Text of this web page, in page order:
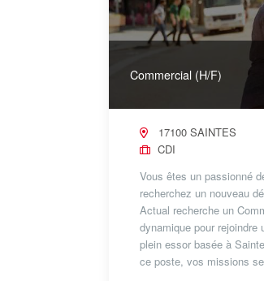
Commercial (H/F)
17100 SAINTES
CDI
Vous êtes un passionné
recherchez un nouveau
Actual recherche un
dynamique pour rejoindre
plein essor basée à
ce poste, vos missions